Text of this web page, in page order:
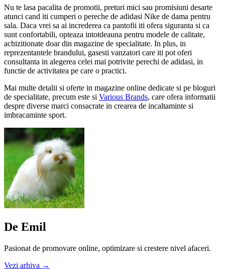
Nu te lasa pacalita de promotii, preturi mici sau promisiuni desarte
atunci cand iti cumperi o pereche de adidasi Nike de dama pentru
sala. Daca vrei sa ai increderea ca pantofii iti ofera siguranta si ca
sunt confortabili, opteaza intotdeauna pentru modele de calitate,
achizitionate doar din magazine de specialitate. In plus, in
reprezentantele brandului, gasesti vanzatori care iti pot oferi
consultanta in alegerea celei mai potrivite perechi de adidasi, in
functie de activitatea pe care o practici.
Mai multe detalii si oferte in magazine online dedicate si pe bloguri
de specialitate, precum este si Various Brands, care ofera informatii
despre diverse marci consacrate in crearea de incaltaminte si
imbracaminte sport.
De Emil
Pasionat de promovare online, optimizare si crestere nivel afaceri.
Vezi arhiva →